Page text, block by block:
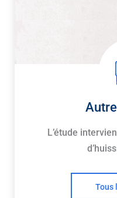
L’étude
Tous